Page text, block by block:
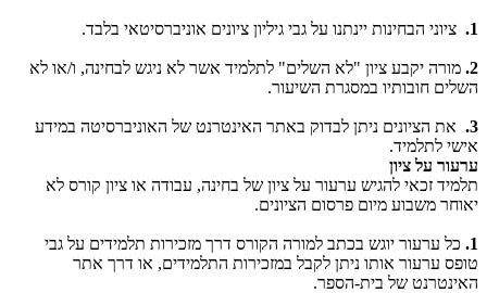
1. ציוני הבחינות יינתנו על גבי גיליון ציונים אוניברסיטאי בלבד.
2. מורה יקבע ציון "לא השלים" לתלמיד אשר לא ניגש לבחינה, ו/או לא
השלים חובותיו במסגרת השיעור.
3.
את הציונים ניתן לבדוק באתר האינטרנט של האוניברסיטה במידע
אישי לתלמיד.
ערעור על ציון
תלמיד זכאי להגיש ערעור על ציון של בחינה, עבודה או ציון קורס לא
יאוחר משבוע מיום פרסום הציונים.
1. כל ערעור יוגש בכתב למורה הקורס דרך מזכירות תלמידים על גבי
טופס ערעור אותו ניתן לקבל במזכירות התלמידים, או דרך אתר
האינטרנט של בית-הספר.